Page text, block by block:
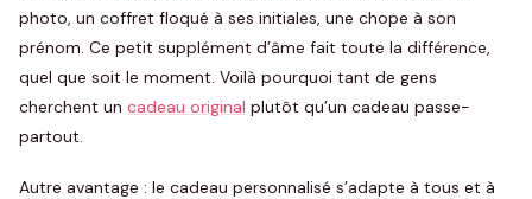
photo, un coffret floqué à ses initiales, une chope à son
prénom. Ce petit supplément d’âme fait toute la différence,
quel que soit le moment. Voilà pourquoi tant de gens
cherchent un cadeau original plutôt qu’un cadeau passe-
partout.
Autre avantage : le cadeau personnalisé s’adapte à tous et à